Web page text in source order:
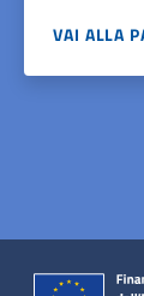
VAI ALLA